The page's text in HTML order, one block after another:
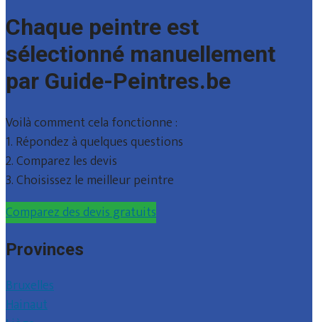
Chaque peintre est
sélectionné manuellement
par Guide-Peintres.be
Voilà comment cela fonctionne :
1. Répondez à quelques questions
2. Comparez les devis
3. Choisissez le meilleur peintre
Comparez des devis gratuits
Provinces
Bruxelles
Hainaut